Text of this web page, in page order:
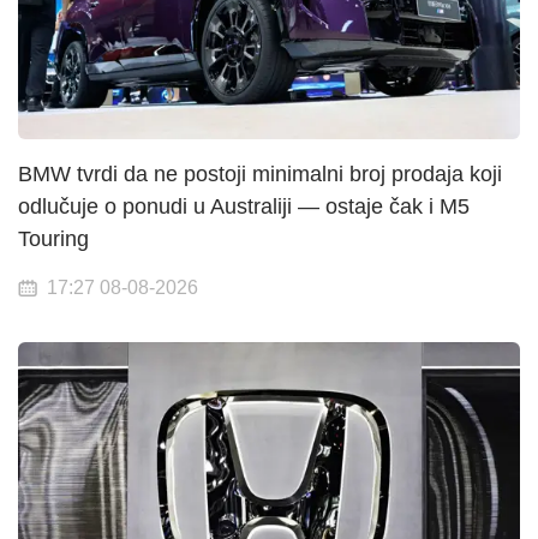
BMW tvrdi da ne postoji minimalni broj prodaja koji
odlučuje o ponudi u Australiji — ostaje čak i M5
Touring
17:27 08-08-2026